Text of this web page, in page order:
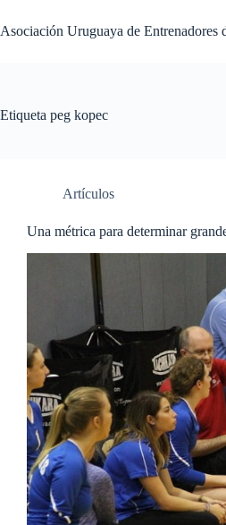
al
contenido
Asociación Uruguaya de Entrenadores
Etiqueta peg kopec
Artículos
Una métrica para determinar